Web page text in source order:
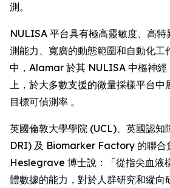
測。
NULISA 平台具有極高靈敏度、高特
測能力、寬廣的動態範圍和自動化工
中，Alamar 於其 NULISA 中樞神經
上，於大多數支援的微量採樣平台中
目標可偵測率 。
英國倫敦大學學院 (UCL)、英國認知
DRI) 及 Biomarker Factory 的聯合
Heslegrave 博士說：「從指尖血液
體數據的能力，對於人群研究和縱向